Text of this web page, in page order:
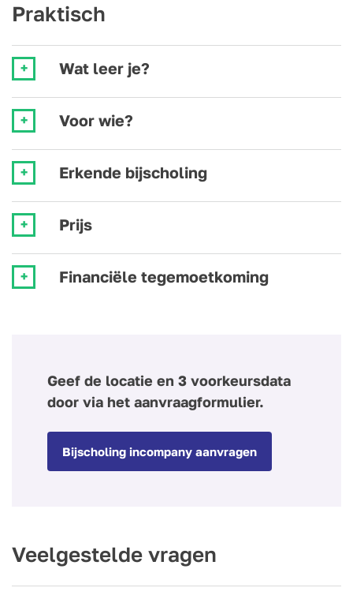
Praktisch
Wat leer je?
Voor wie?
Erkende bijscholing
Prijs
Financiële tegemoetkoming
Geef de locatie en 3 voorkeursdata
door via het aanvraagformulier.
Bijscholing incompany aanvragen
Veelgestelde vragen